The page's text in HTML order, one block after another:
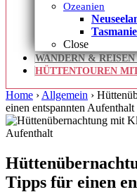
Ozeanien
Close
WANDERN &
HÜTTENTOUREN
Home › Allgemein ›
einen entspannten Aufenthalt
Tipps für einen